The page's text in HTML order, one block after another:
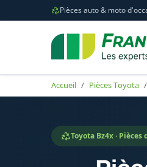
Pièces auto & moto
Accueil Pièces Toyota
Toyota Bz4x · Pièces